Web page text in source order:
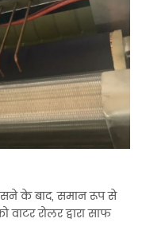
के बाद, समान रूप से
वाटर रोलर द्वारा साफ